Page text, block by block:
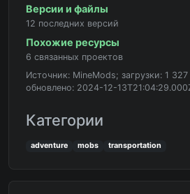
Версии и файлы
12 последних версий
Похожие ресурсы
6 связанных проектов
Источник: MineMods; загрузки: 1
обновлено: 2024-12-
Категории
adventure mobs transportation